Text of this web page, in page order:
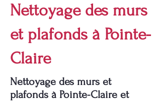
Nettoyage des murs
et plafonds à Pointe-
Claire
Nettoyage des murs et
plafonds à Pointe-Claire et